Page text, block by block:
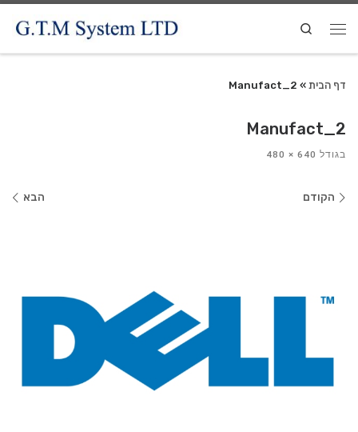
Search
דף הבית »
Manufact_2
Manufact_2
בגודל
ניווטהקודם הבא